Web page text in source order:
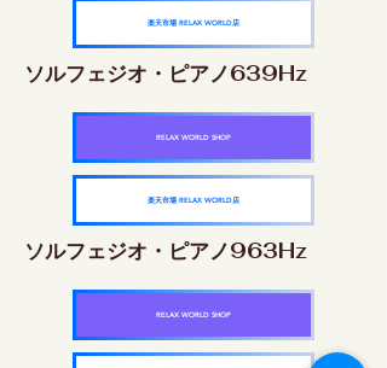
楽天市場 RELAX WORLD店
ソルフェジオ・ピアノ639Hz
RELAX WORLD SHOP
楽天市場 RELAX WORLD店
ソルフェジオ・ピアノ963Hz
RELAX WORLD SHOP